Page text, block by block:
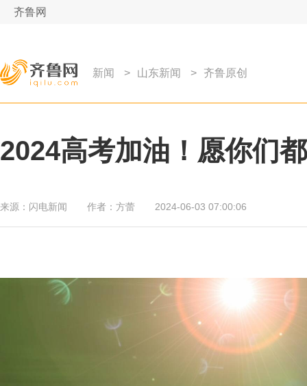
齐鲁网
新闻 > 山东新闻 > 齐鲁原创
2024高考加油！愿你们
来源： 闪电新闻 作者： 方蕾 2024-06-03 07:00:06